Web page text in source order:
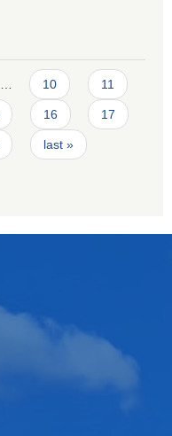
… 10 11
16 17
last »